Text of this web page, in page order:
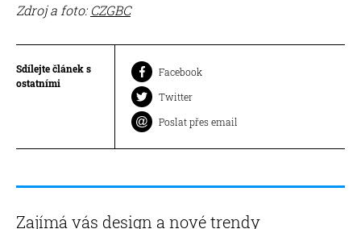
Zdroj a foto: CZGBC
Sdílejte článek s
ostatními
Facebook
Twitter
Poslat přes email
Zajímá vás design a nové trendy